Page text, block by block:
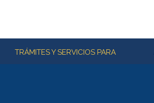
Más información
TRÁMITES Y SERVICIOS PARA